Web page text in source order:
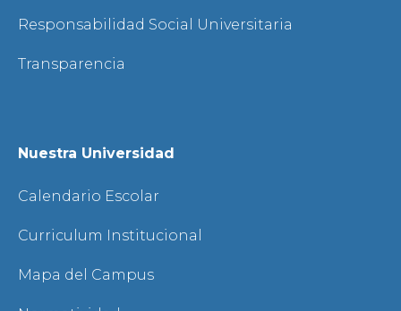
Responsabilidad Social Universitaria
Transparencia
Nuestra Universidad
Calendario Escolar
Curriculum Institucional
Mapa del Campus